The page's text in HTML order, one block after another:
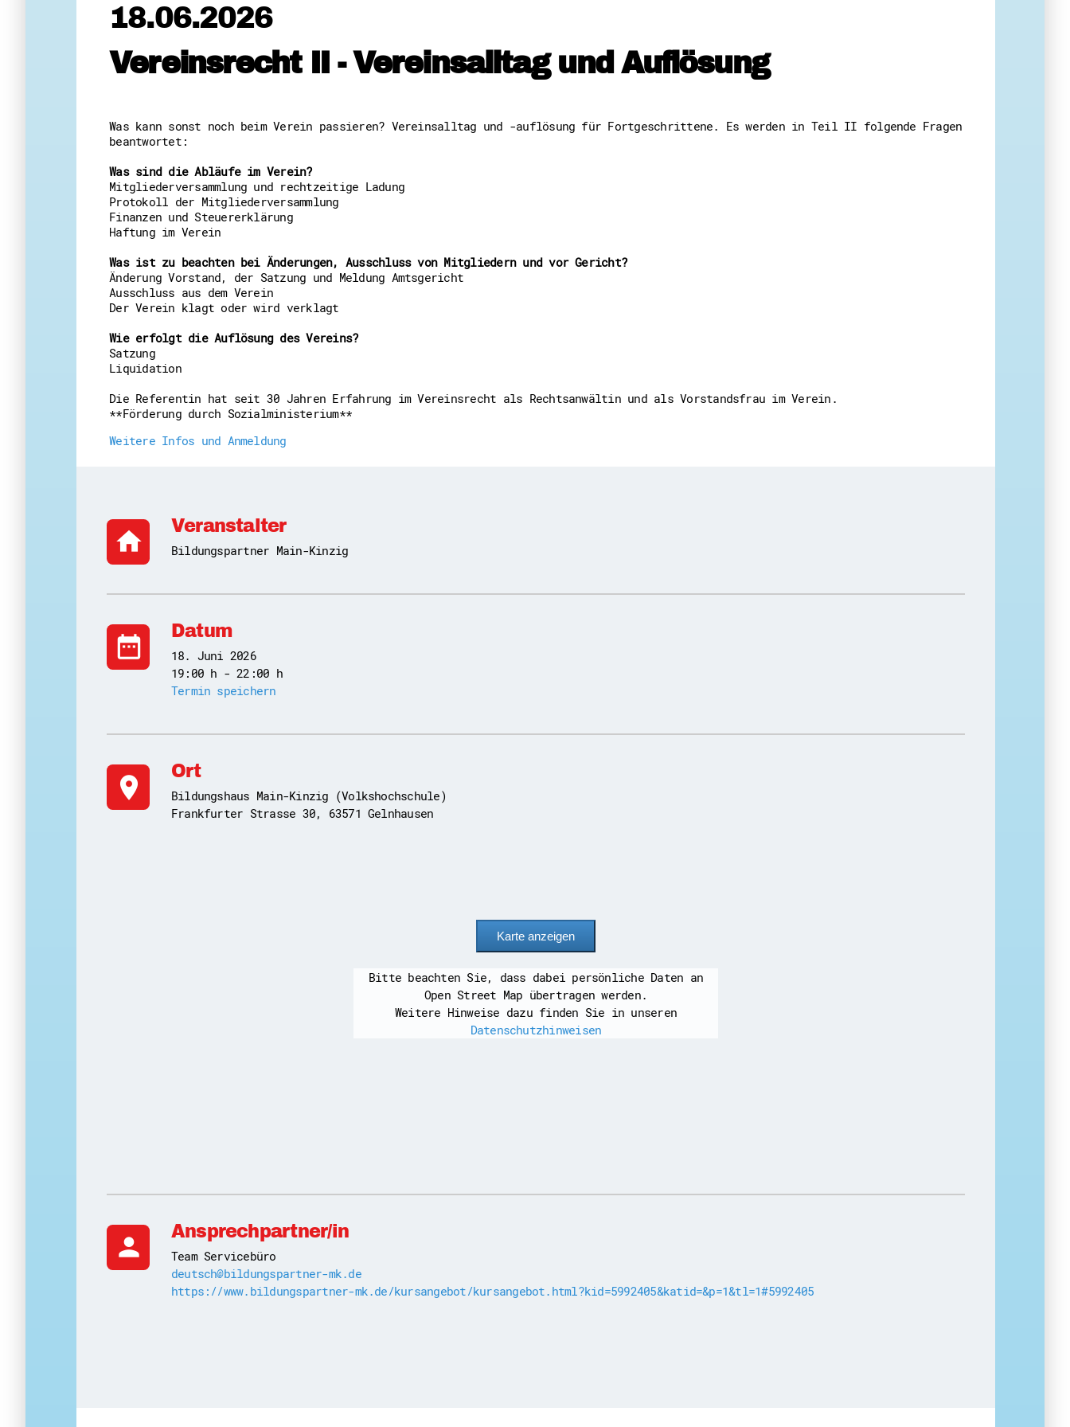
Datenschutz
Erklärung zur Barrierefreiheit
Barriere melden
18.06.2026
Vereinsrecht II - Vereinsalltag und Auflösung
Was kann sonst noch beim Verein passieren? Vereinsalltag und -auflösung für Fortgeschrittene. Es werden in Teil II folgende Fragen
beantwortet:
Was sind die Abläufe im Verein?
Mitgliederversammlung und rechtzeitige Ladung
Protokoll der Mitgliederversammlung
Finanzen und Steuererklärung
Haftung im Verein
Was ist zu beachten bei Änderungen, Ausschluss von Mitgliedern und vor Gericht?
Änderung Vorstand, der Satzung und Meldung Amtsgericht
Ausschluss aus dem Verein
Der Verein klagt oder wird verklagt
Wie erfolgt die Auflösung des Vereins?
Satzung
Liquidation
Die Referentin hat seit 30 Jahren Erfahrung im Vereinsrecht als Rechtsanwältin und als Vorstandsfrau im Verein.
**Förderung durch Sozialministerium**
Weitere Infos und Anmeldung
home
Veranstalter
Bildungspartner Main-Kinzig
date_range
Datum
18. Juni 2026
19:00 h - 22:00 h
Termin speichern
location_on
Ort
Bildungshaus Main-Kinzig (Volkshochschule)
Frankfurter Strasse 30, 63571 Gelnhausen
Bitte beachten Sie, dass dabei persönliche Daten an
Open Street Map übertragen werden.
Weitere Hinweise dazu finden Sie in unseren
Datenschutzhinweisen
person
Ansprechpartner/in
Team Servicebüro
deutsch@bildungspartner-mk.de
https://www.bildungspartner-mk.de/kursangebot/kursangebot.html?kid=5992405&katid=&p=1&tl=1#5992405